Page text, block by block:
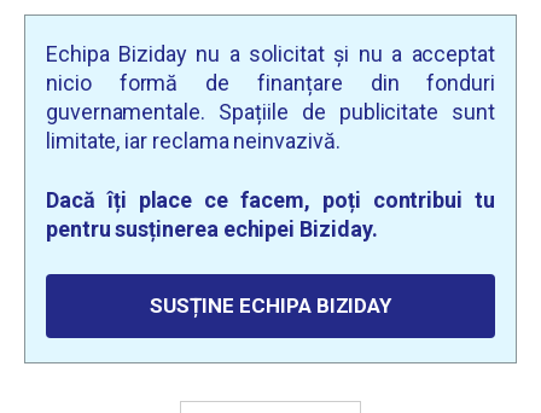
Echipa Biziday nu a solicitat și nu a acceptat
nicio formă de finanțare din fonduri
guvernamentale. Spațiile de publicitate sunt
limitate, iar reclama neinvazivă.
Dacă îți place ce facem, poți contribui tu
pentru susținerea echipei Biziday.
SUSȚINE ECHIPA BIZIDAY